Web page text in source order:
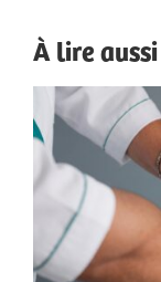
À lire aussi